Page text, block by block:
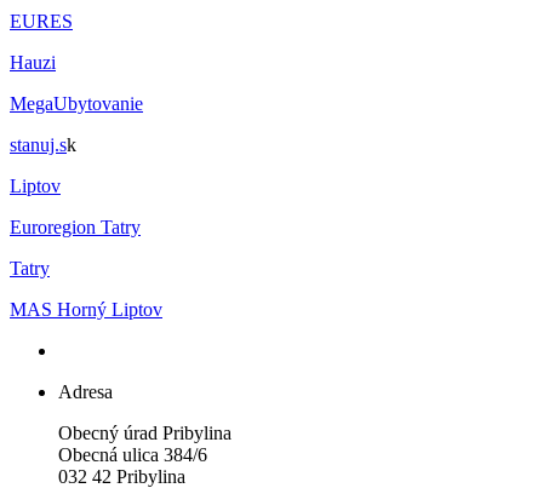
EURES
Hauzi
MegaUbytovanie
stanuj.sk
Liptov
Euroregion Tatry
Tatry
MAS Horný Liptov
Adresa
Obecný úrad Pribylina
Obecná ulica 384/6
032 42 Pribylina